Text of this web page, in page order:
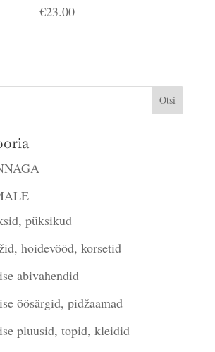
€23.00
püksikud
hoidevööd, korsetid
abivahendid
öösärgid, pidžaamad
pluusid, topid, kleidid